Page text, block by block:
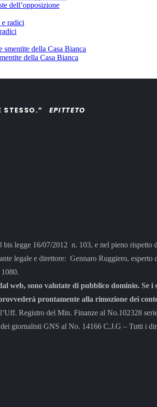
dell’opposizione
della Casa Bianca
STESSO.” EPITTETO
bis legge 16/07/2012 n. 103, e nel pieno
legale e direttore: Gennaro Ruggiero, esperto
web, sono valutate di pubblico dominio. Se
prontamente alla rimozione dei
Registro del Min. Finanze al No.102328
giornalisti GNS al No. 14166 C.J.G – Tutti i